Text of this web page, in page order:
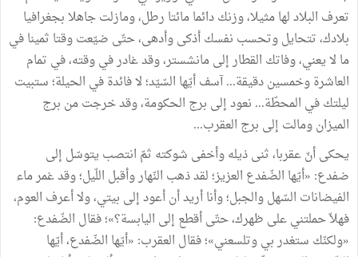
تعرف البلاد لها مثيلا، وزنك دائما مائتا رطل، ومازلت جاهلا بجغرافيا
بلادك، تتحايل وتحسب نفسك أذكى وأدهى، حتّى ضيّعت وقتا ثمينا في
ما لا يعني، وفاتك القطار إلى مانشستر، وقد غادر في وقته، في تمام
العاشرة وخمسين دقيقة... آسف أيّها السّيّد؛ لا فائدة في الحيلة؛ ستبيت
ليلتك في المحطّة... نعود إلى برج الحكومة، وقد خرجت من برج
الميزان ومالت إلى برج العقرب...
يحكى أنّ عقربا، ثنى ذيله وأخفى شوكته ثمّ انتصب يتوسّل إلى
ضفدع: «أيّها الضّفدع العزيز؛ لقد ذهب النّهار وأقبل اللّيل؛ وقد غمر ماء
الفيضانات السّهل والجبل؛ وأنا أريد أن أعود إلى بيتي، ولا أعرف العوم،
فهلاّ حملتني على ظهرك، حتّى أقطع إلى اليابسة؟»؛ فقال الضّفدع:
«ولكنّك ستغدر بي وتلسعني»؛ فقال العقرب: «أيّها الضّفدع، أيّها